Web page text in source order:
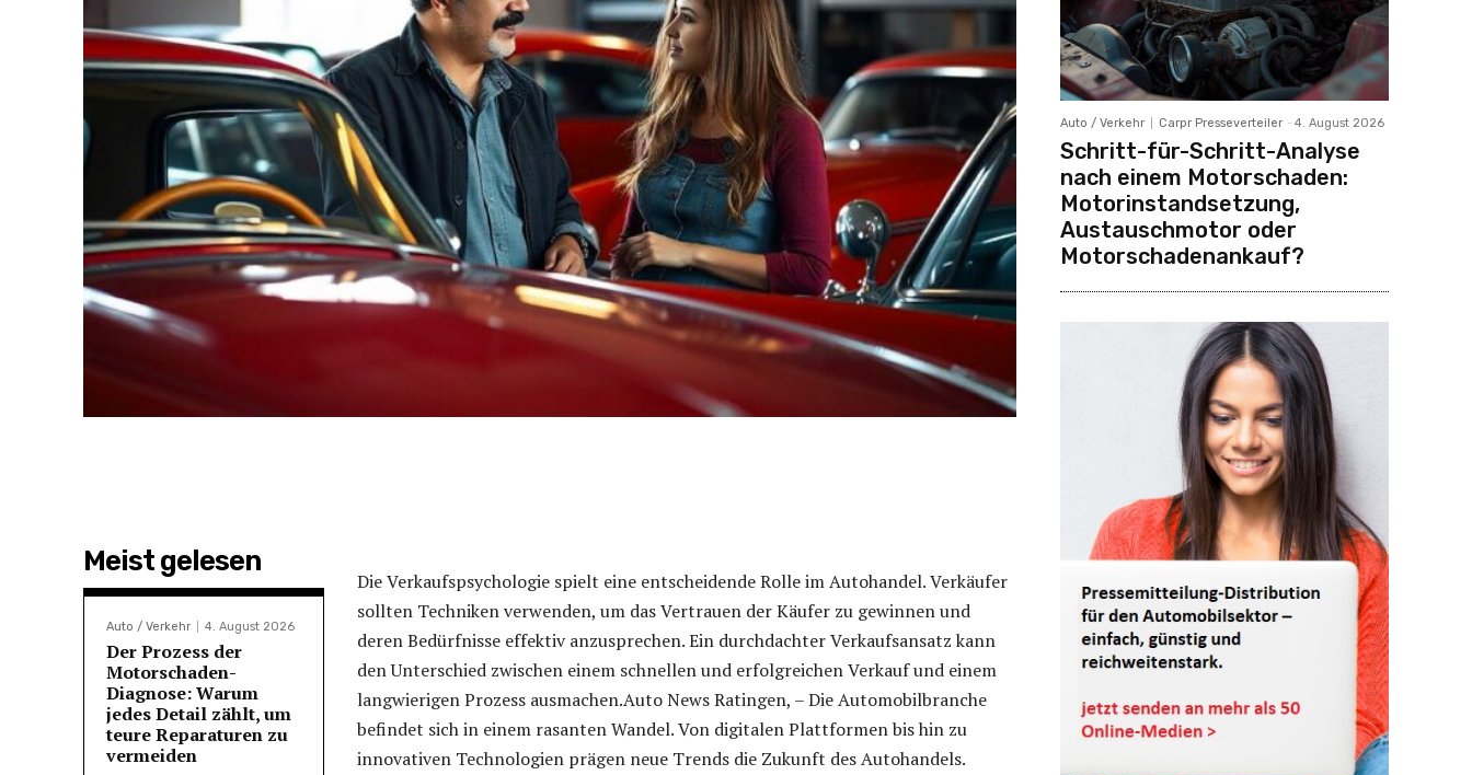
Meist gelesen
Auto / Verkehr 4. August 2026
Der Prozess der
Motorschaden-
Diagnose: Warum
jedes Detail zählt, um
teure Reparaturen zu
vermeiden
Die Verkaufspsychologie spielt eine entscheidende Rolle im Autohandel. Verkäufer
sollten Techniken verwenden, um das Vertrauen der Käufer zu gewinnen und
deren Bedürfnisse effektiv anzusprechen. Ein durchdachter Verkaufsansatz kann
den Unterschied zwischen einem schnellen und erfolgreichen Verkauf und einem
langwierigen Prozess ausmachen.Auto News Ratingen, – Die Automobilbranche
befindet sich in einem rasanten Wandel. Von digitalen Plattformen bis hin zu
innovativen Technologien prägen neue Trends die Zukunft des Autohandels.
Auto / Verkehr Carpr Presseverteiler - 4. August 2026
Schritt-für-Schritt-Analyse
nach einem Motorschaden:
Motorinstandsetzung,
Austauschmotor oder
Motorschadenankauf?